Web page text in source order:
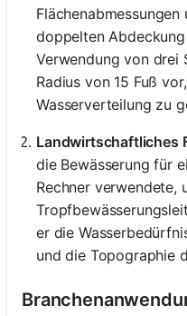
doppelten
Verwendung von drei
Radius von 15 Fuß
Wasserverteilung zu
Landwirtschaftliches
die Bewässerung für
Rechner verwendete,
er die
und die Topographie